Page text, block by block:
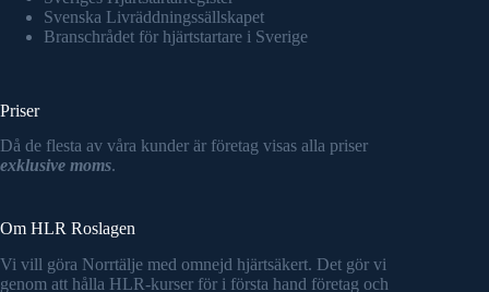
Svenska Livräddningssällskapet
Branschrådet för hjärtstartare i Sverige
Priser
Då de flesta av våra kunder är företag visas alla priser
exklusive moms.
Om HLR Roslagen
Vi vill göra Norrtälje med omnejd hjärtsäkert. Det gör vi
genom att hålla HLR-kurser för i första hand företag och